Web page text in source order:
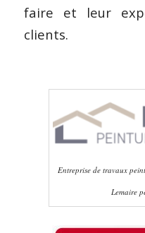
faire et leur
clients.
Entreprise de travaux
Lemaire